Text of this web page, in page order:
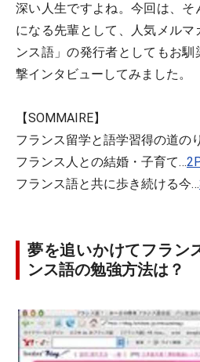
深い人生ですよね。今回は、
になる先輩として、人気メル
ンス語」の発行者としてもお
撃インタビューしてみました。
【SOMMAIRE】
フランス留学と語学習得の道の
フランス人との結婚・子育て…
フランス語と共に歩き続ける今…
夢を追いかけてフラン
ンス語の勉強方法は？